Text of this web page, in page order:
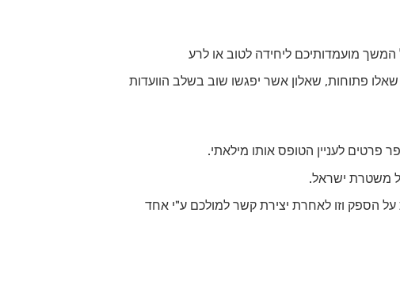
מועמדותיכם ליחידה לטוב או לרע
פתוחות, שאלון אשר יפגשו שוב בשלב הוועדות
פרטים לעניין הטופס אותו מילאתי.
משטרת ישראל.
על הספק וזו לאחרת יצירת קשר למולכם ע"י אחד